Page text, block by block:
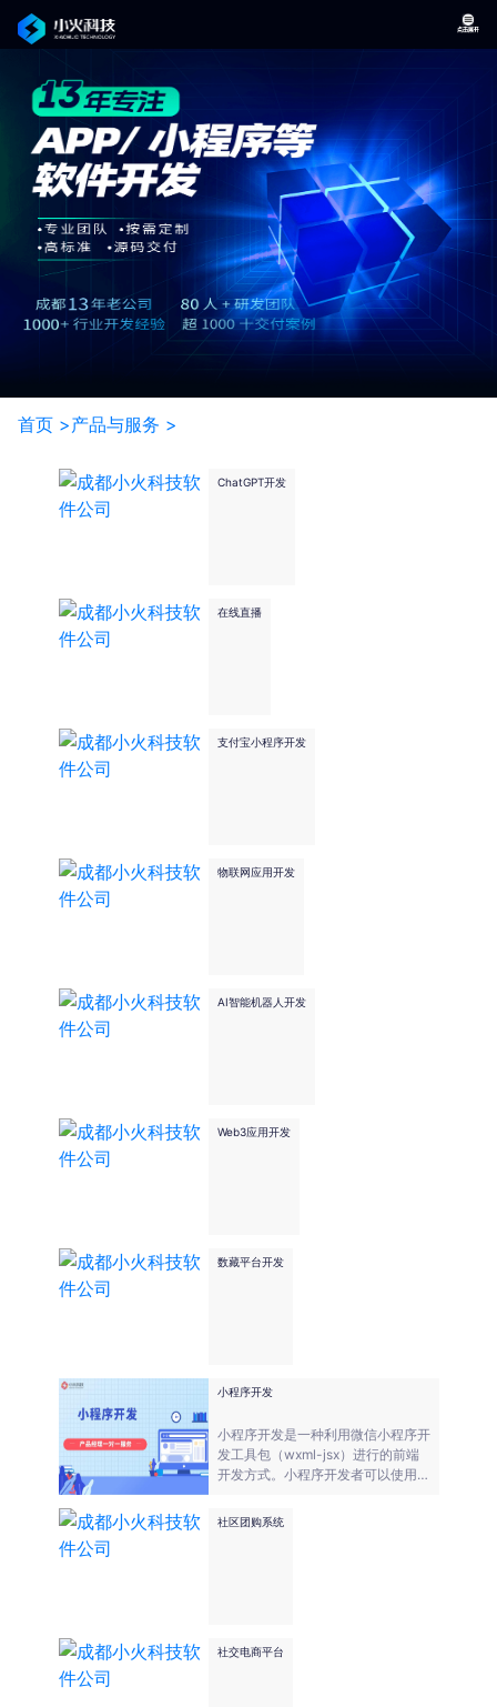
首页 >产品与服务 >
ChatGPT开发
在线直播
支付宝小程序开发
物联网应用开发
AI智能机器人开发
Web3应用开发
数藏平台开发
小程序开发
小程序开发是一种利用微信小程序开
发工具包（wxml-jsx）进行的前端
开发方式。小程序开发者可以使用
序应用的 HTML 结构、和相关组
社区团购系统
社交电商平台